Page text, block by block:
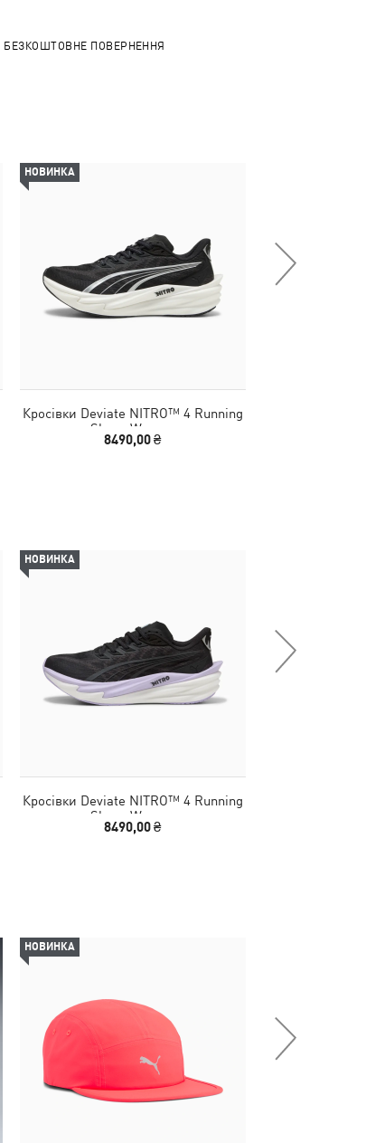
БЕЗКОШТОВНЕ ПОВЕРНЕННЯ
НОВИНКА
Кросівки Deviate NITRO™ 4 Running
Shoes Women
8490,00 ₴
НОВИНКА
Кросівки Deviate NITRO™ 4 Running
Shoes Women
8490,00 ₴
НОВИНКА